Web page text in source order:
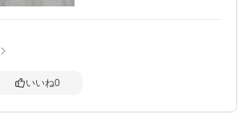
の噴霧器との大きさの比較と希釈量の
いいね0